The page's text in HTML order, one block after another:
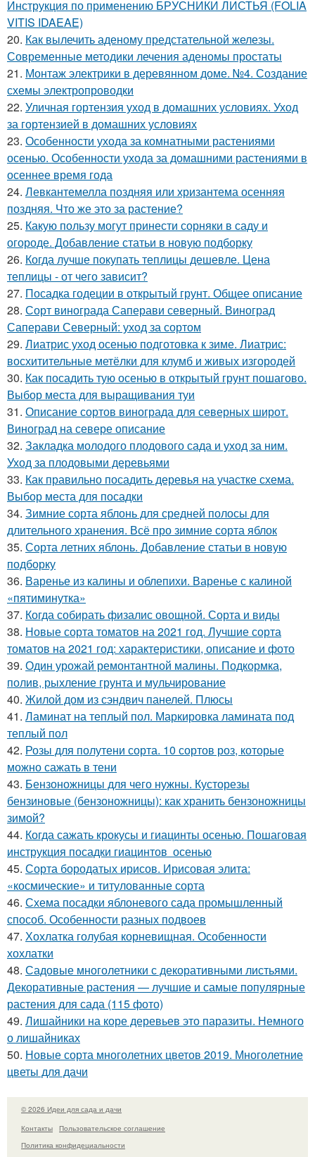
Инструкция по применению БРУСНИКИ ЛИСТЬЯ (FOLIA
VITIS IDAEAE)
20. Как вылечить аденому предстательной железы.
Современные методики лечения аденомы простаты
21. Монтаж электрики в деревянном доме. №4. Создание
схемы электропроводки
22. Уличная гортензия уход в домашних условиях. Уход
за гортензией в домашних условиях
23. Особенности ухода за комнатными растениями
осенью. Особенности ухода за домашними растениями в
осеннее время года
24. Левкантемелла поздняя или хризантема осенняя
поздняя. Что же это за растение?
25. Какую пользу могут принести сорняки в саду и
огороде. Добавление статьи в новую подборку
26. Когда лучше покупать теплицы дешевле. Цена
теплицы - от чего зависит?
27. Посадка годеции в открытый грунт. Общее описание
28. Сорт винограда Саперави северный. Виноград
Саперави Северный: уход за сортом
29. Лиатрис уход осенью подготовка к зиме. Лиатрис:
восхитительные метёлки для клумб и живых изгородей
30. Как посадить тую осенью в открытый грунт пошагово.
Выбор места для выращивания туи
31. Описание сортов винограда для северных широт.
Виноград на севере описание
32. Закладка молодого плодового сада и уход за ним.
Уход за плодовыми деревьями
33. Как правильно посадить деревья на участке схема.
Выбор места для посадки
34. Зимние сорта яблонь для средней полосы для
длительного хранения. Всё про зимние сорта яблок
35. Сорта летних яблонь. Добавление статьи в новую
подборку
36. Варенье из калины и облепихи. Варенье с калиной
«пятиминутка»
37. Когда собирать физалис овощной. Сорта и виды
38. Новые сорта томатов на 2021 год. Лучшие сорта
томатов на 2021 год: характеристики, описание и фото
39. Один урожай ремонтантной малины. Подкормка,
полив, рыхление грунта и мульчирование
40. Жилой дом из сэндвич панелей. Плюсы
41. Ламинат на теплый пол. Маркировка ламината под
теплый пол
42. Розы для полутени сорта. 10 сортов роз, которые
можно сажать в тени
43. Бензоножницы для чего нужны. Кусторезы
бензиновые (бензоножницы): как хранить бензоножницы
зимой?
44. Когда сажать крокусы и гиацинты осенью. Пошаговая
инструкция посадки гиацинтов осенью
45. Сорта бородатых ирисов. Ирисовая элита:
«космические» и титулованные сорта
46. Схема посадки яблоневого сада промышленный
способ. Особенности разных подвоев
47. Хохлатка голубая корневищная. Особенности
хохлатки
48. Садовые многолетники с декоративными листьями.
Декоративные растения — лучшие и самые популярные
растения для сада (115 фото)
49. Лишайники на коре деревьев это паразиты. Немного
о лишайниках
50. Новые сорта многолетних цветов 2019. Многолетние
цветы для дачи
© 2026 Идеи для сада и дачи
Контакты
Пользовательское соглашение
Политика конфидециальности